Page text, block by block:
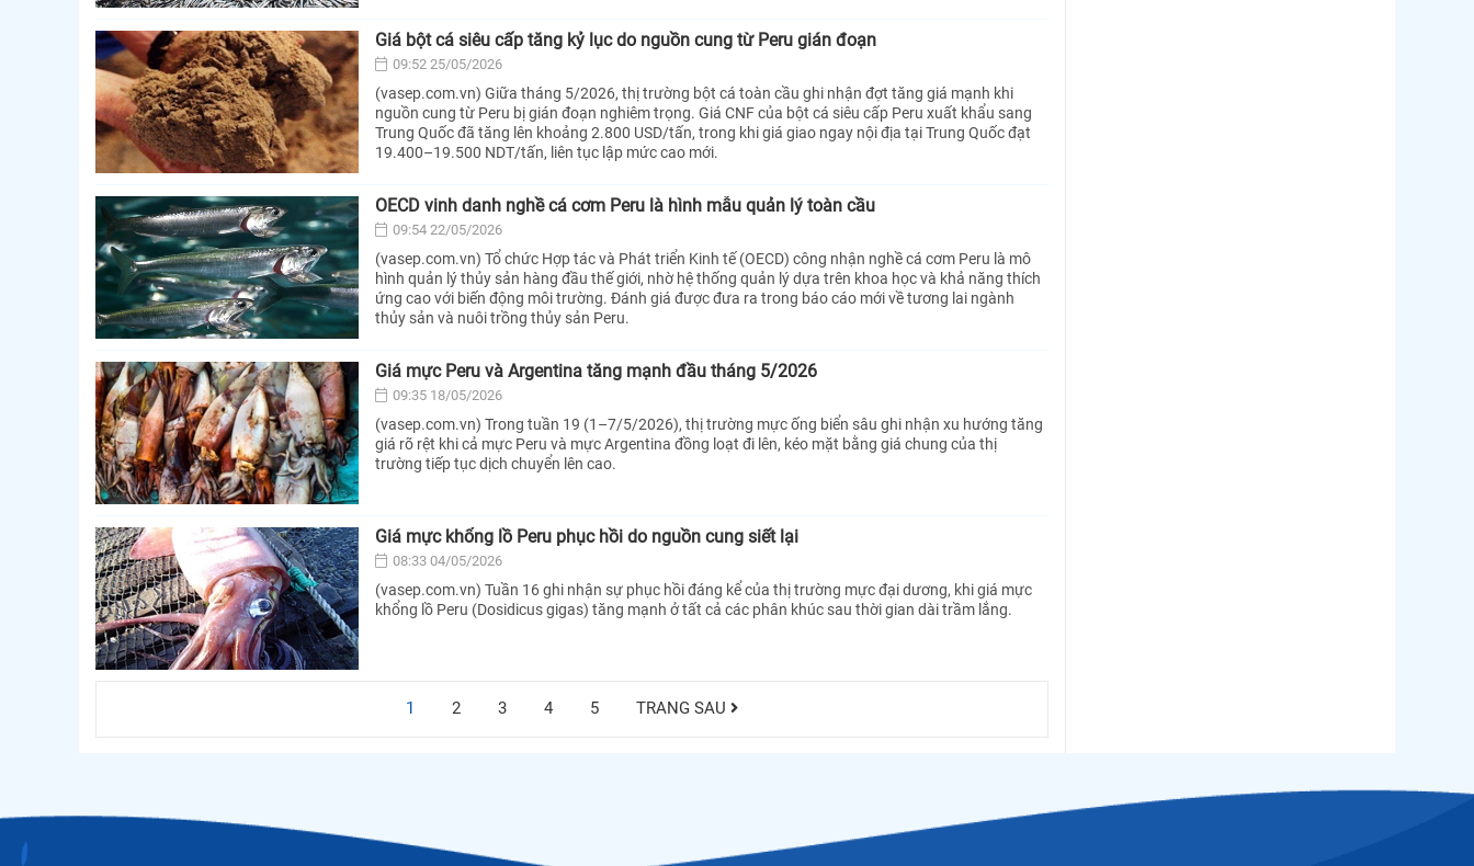
Giá bột cá siêu cấp tăng kỷ lục do nguồn cung từ Peru gián đoạn
09:52 25/05/2026
(vasep.com.vn) Giữa tháng 5/2026, thị trường bột cá toàn cầu ghi nhận đợt tăng giá mạnh khi
nguồn cung từ Peru bị gián đoạn nghiêm trọng. Giá CNF của bột cá siêu cấp Peru xuất khẩu sang
Trung Quốc đã tăng lên khoảng 2.800 USD/tấn, trong khi giá giao ngay nội địa tại Trung Quốc đạt
19.400–19.500 NDT/tấn, liên tục lập mức cao mới.
OECD vinh danh nghề cá cơm Peru là hình mẫu quản lý toàn cầu
09:54 22/05/2026
(vasep.com.vn) Tổ chức Hợp tác và Phát triển Kinh tế (OECD) công nhận nghề cá cơm Peru là mô
hình quản lý thủy sản hàng đầu thế giới, nhờ hệ thống quản lý dựa trên khoa học và khả năng thích
ứng cao với biến động môi trường. Đánh giá được đưa ra trong báo cáo mới về tương lai ngành
thủy sản và nuôi trồng thủy sản Peru.
Giá mực Peru và Argentina tăng mạnh đầu tháng 5/2026
09:35 18/05/2026
(vasep.com.vn) Trong tuần 19 (1–7/5/2026), thị trường mực ống biển sâu ghi nhận xu hướng tăng
giá rõ rệt khi cả mực Peru và mực Argentina đồng loạt đi lên, kéo mặt bằng giá chung của thị
trường tiếp tục dịch chuyển lên cao.
Giá mực khổng lồ Peru phục hồi do nguồn cung siết lại
08:33 04/05/2026
(vasep.com.vn) Tuần 16 ghi nhận sự phục hồi đáng kể của thị trường mực đại dương, khi giá mực
khổng lồ Peru (Dosidicus gigas) tăng mạnh ở tất cả các phân khúc sau thời gian dài trầm lắng.
1 2 3 4 5 TRANG SAU